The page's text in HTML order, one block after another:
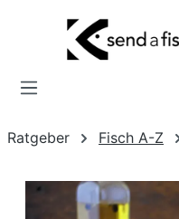
Zum Hauptinhalt springen
Ratgeber Fisch A-Z